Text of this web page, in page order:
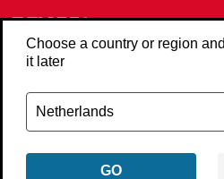
Choose a country or region
it later
GO
Zurück Produkte Befestigungsmittel